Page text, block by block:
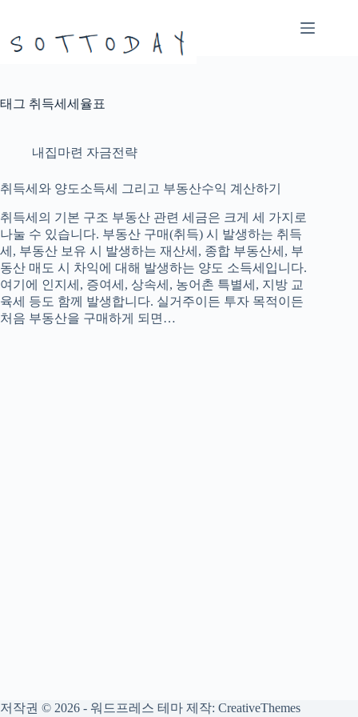
으
뛰
태그 취득세세율표
내집마련 자금전략
취득세와 양도소득세 그리고 부동산수익 계산하기
취득세의 기본 구조 부동산 관련 세금은 크게 세 가지로
나눌 수 있습니다. 부동산 구매(취득) 시 발생하는 취득
세, 부동산 보유 시 발생하는 재산세, 종합 부동산세, 부
동산 매도 시 차익에 대해 발생하는 양도 소득세입니다.
여기에 인지세, 증여세, 상속세, 농어촌 특별세, 지방 교
육세 등도 함께 발생합니다. 실거주이든 투자 목적이든
처음 부동산을 구매하게 되면…
저작권 © 2026 - 워드프레스 테마 제작: CreativeThemes